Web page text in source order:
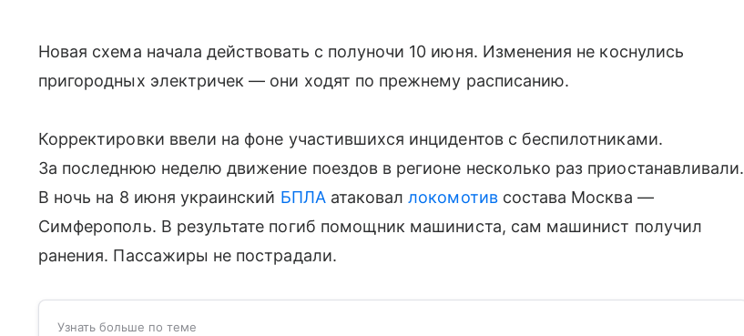
Новая схема начала действовать с полуночи 10 июня. Изменения не коснулись
пригородных электричек — они ходят по прежнему расписанию.
Корректировки ввели на фоне участившихся инцидентов с беспилотниками.
За последнюю неделю движение поездов в регионе несколько раз приостанавливали.
В ночь на 8 июня украинский БПЛАатаковаллокомотивсостава Москва —
Симферополь. В результате погиб помощник машиниста, сам машинист получил
ранения. Пассажиры не пострадали.
Узнать больше по теме